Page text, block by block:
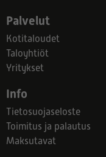
Palvelut
Kotitaloudet
Taloyhtiöt
Yritykset
Info
Tietosuojaseloste
Toimitus ja palautus
Maksutavat